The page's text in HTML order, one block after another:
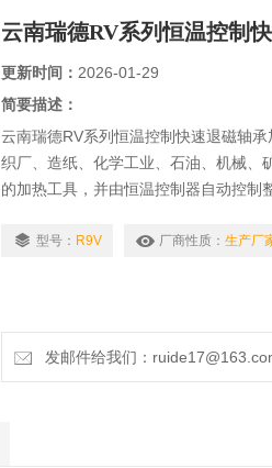
云南瑞德RV系列恒温控制
更新时间： 2026-01-29
简要描述：
云南瑞德RV系列恒温控制快速退磁轴
织厂、造纸、化学工业、石油、机械、
的加热工具，并由恒温控制器自动控制
商提供的产品，广泛应用于电力、水利
型号： R9V 厂商性质： 生产厂
发邮件给我们：